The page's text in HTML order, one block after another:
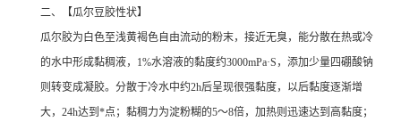
二、【瓜尔豆胶性状】
瓜尔胶为白色至浅黄褐色自由流动的粉末，接近无臭，能分散在热或冷
的水中形成黏稠液，1%水溶液的黏度约3000mPa·S，添加少量四硼酸钠
则转变成凝胶。分散于冷水中约2h后呈现很强黏度，以后黏度逐渐增
大，24h达到*点；黏稠力为淀粉糊的5～8倍，加热则迅速达到高黏度；